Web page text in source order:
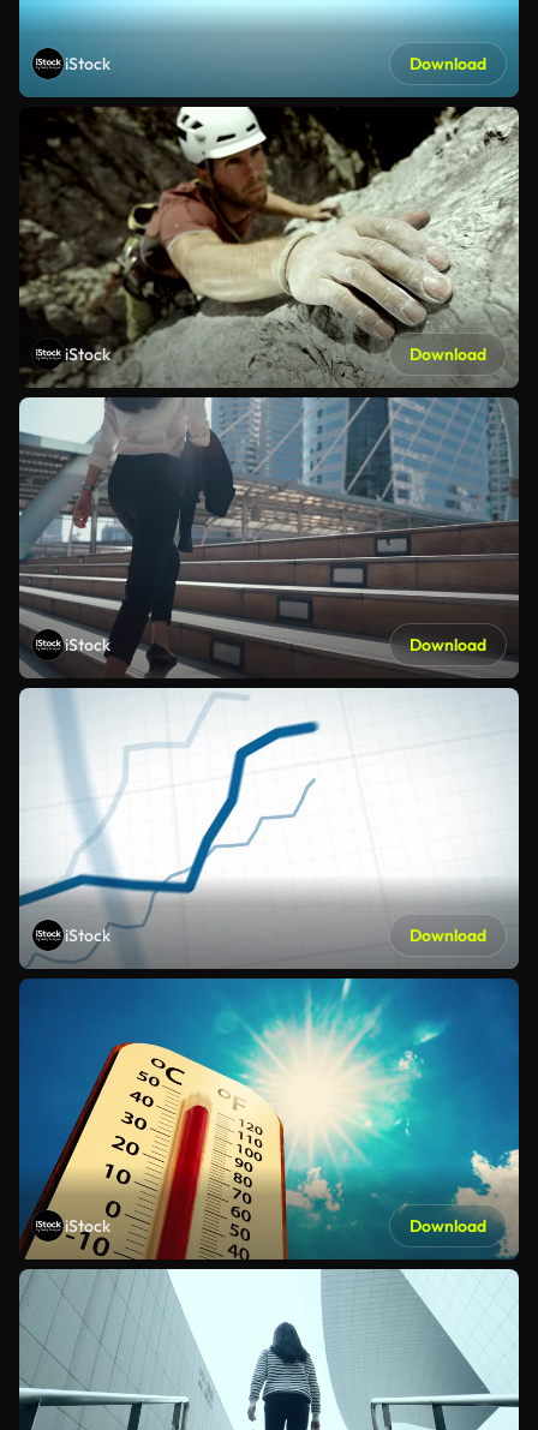
iStock Download
iStock Download
iStock Download
iStock Download
iStock Download